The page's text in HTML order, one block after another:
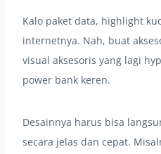
Kalo paket data, highlight
internetnya. Nah, buat
visual aksesoris yang lagi
power bank keren.
Desainnya harus bisa
secara jelas dan cepat.